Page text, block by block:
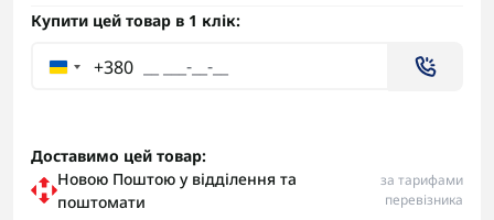
Купити цей товар в 1 клік:
+380
Доставимо цей товар:
Новою Поштою у відділення та
поштомати
за тарифами
перевізника